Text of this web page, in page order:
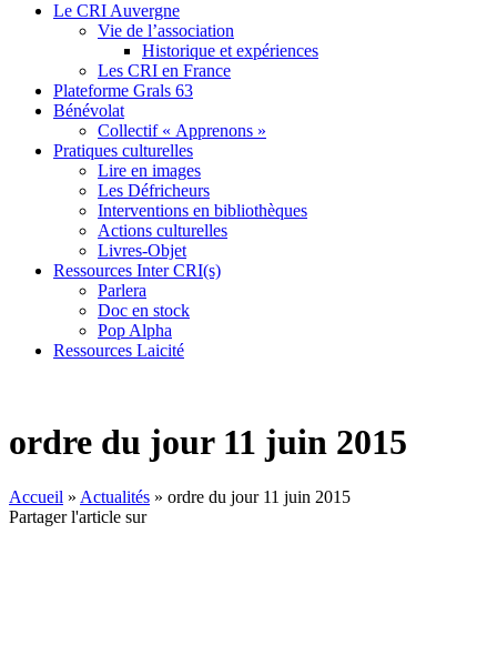
Le CRI Auvergne
Vie de l’association
Historique et expériences
Les CRI en France
Plateforme Grals 63
Bénévolat
Collectif « Apprenons »
Pratiques culturelles
Lire en images
Les Défricheurs
Interventions en bibliothèques
Actions culturelles
Livres-Objet
Ressources Inter CRI(s)
Parlera
Doc en stock
Pop Alpha
Ressources Laicité
ordre du jour 11 juin 2015
Accueil » Actualités » ordre du jour 11 juin 2015
Partager l'article sur